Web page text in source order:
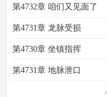
第4732章 咱们又见面了
第4731章 龙脉受损
第4730章 坐镇指挥
第4731章 地脉泄口